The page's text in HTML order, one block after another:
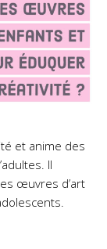
et anime des
Il
œuvres d’art